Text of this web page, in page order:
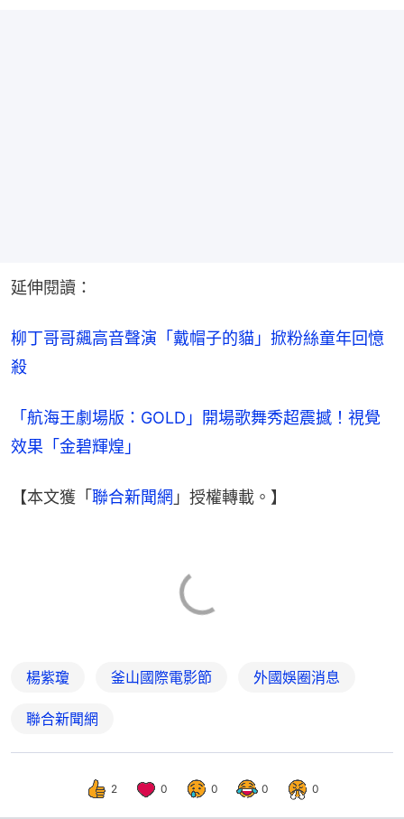
延伸閱讀：
柳丁哥哥飆高音聲演「戴帽子的貓」掀粉絲童年回憶
殺
「航海王劇場版：GOLD」開場歌舞秀超震撼！視覺
效果「金碧輝煌」
【本文獲「 聯合新聞網 」授權轉載。】
楊紫瓊 釜山國際電影節 外國娛圈消息
聯合新聞網
2 0 0 0 0